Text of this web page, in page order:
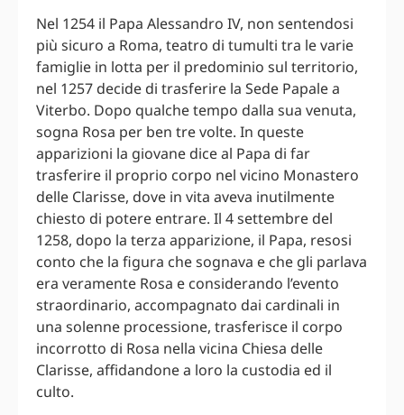
Nel 1254 il Papa Alessandro IV, non sentendosi
più sicuro a Roma, teatro di tumulti tra le varie
famiglie in lotta per il predominio sul territorio,
nel 1257 decide di trasferire la Sede Papale a
Viterbo. Dopo qualche tempo dalla sua venuta,
sogna Rosa per ben tre volte. In queste
apparizioni la giovane dice al Papa di far
trasferire il proprio corpo nel vicino Monastero
delle Clarisse, dove in vita aveva inutilmente
chiesto di potere entrare. Il 4 settembre del
1258, dopo la terza apparizione, il Papa, resosi
conto che la figura che sognava e che gli parlava
era veramente Rosa e considerando l’evento
straordinario, accompagnato dai cardinali in
una solenne processione, trasferisce il corpo
incorrotto di Rosa nella vicina Chiesa delle
Clarisse, affidandone a loro la custodia ed il
culto.